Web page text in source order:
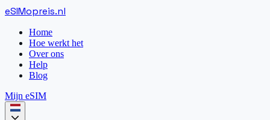
eSIMopreis.nl
Home
Hoe werkt het
Over ons
Help
Blog
Mijn eSIM